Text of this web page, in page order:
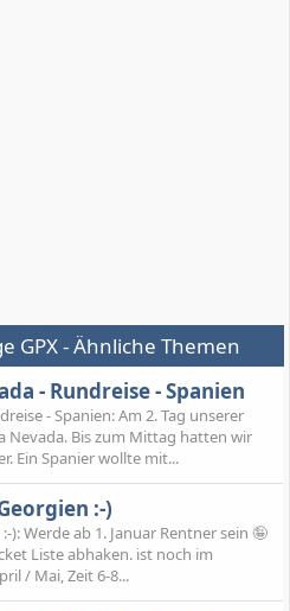
GPX - Ähnliche Themen
- Rundreise - Spanien
- Spanien: Am 2. Tag unserer
Nevada. Bis zum Mittag hatten wir
Ein Spanier wollte mit...
:-)
): Werde ab 1. Januar Rentner sein 🤪
Liste abhaken. ist noch im
/ Mai, Zeit 6-8...